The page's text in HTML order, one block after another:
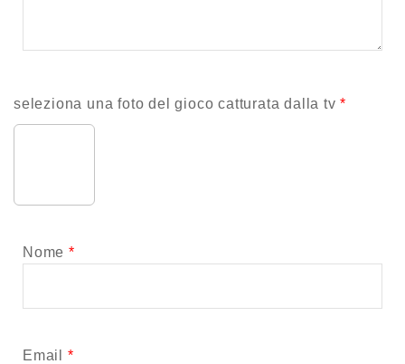
seleziona una foto del gioco catturata dalla tv*
Nome *
Email *